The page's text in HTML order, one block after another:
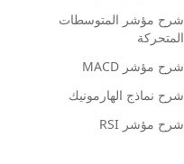
شرح مؤشر المتوسطات
المتحركة
شرح مؤشر MACD
شرح نماذج الهارمونيك
شرح مؤشر RSI